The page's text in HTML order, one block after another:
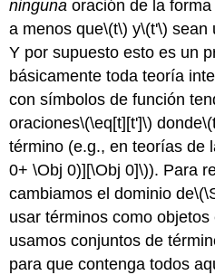
ninguna oración de la
a menos que\(t\) y\(t'\) sean
Y por supuesto esto es un
básicamente toda teoría
con símbolos de función
oraciones\(\eq[t][t']\) donde
término (e.g., en teorías de
0+ \Obj 0)][\Obj 0]\)). Para
cambiamos el dominio de
usar términos como objetos
usamos conjuntos de
para que contenga todos